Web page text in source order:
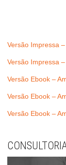
Versão Impressa
Versão Impressa
Versão Ebook –
Versão Ebook –
Versão Ebook –